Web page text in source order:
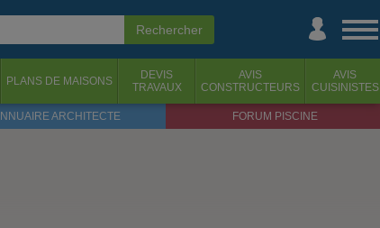
PLANS DE MAISONS
DEVIS
TRAVAUX
AVIS
CONSTRUCTEURS
AVIS
CUISINISTES
ARCHITECTE FORUM PISCINE